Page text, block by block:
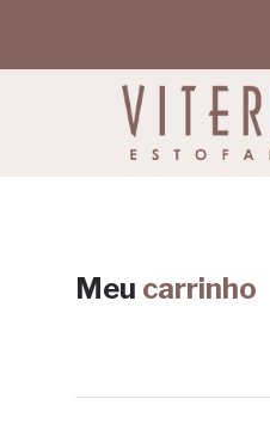
Meu carrinho